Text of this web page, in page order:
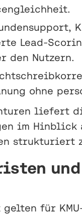
Lead-
den Nutzern.
ohne
liefert
im
strukturiert
und
für